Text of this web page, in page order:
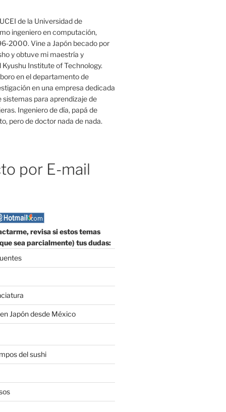
de la Universidad de
ingeniero en computación,
2000. Vine a Japón becado por
y obtuve mi maestría y
Institute of Technology.
en el departamento de
en una empresa dedicada
sistemas para aprendizaje de
Ingeniero de día, papá de
pero de doctor nada de nada.
por E-mail
revisa si estos temas
sea parcialmente) tus dudas:
Japón desde México
del sushi